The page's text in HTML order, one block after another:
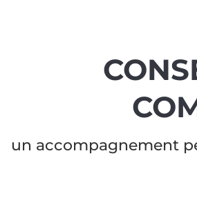
un accompagnement